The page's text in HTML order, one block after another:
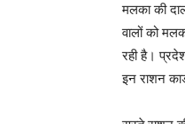
मलका की
वालों को
रही है।
इन राशन